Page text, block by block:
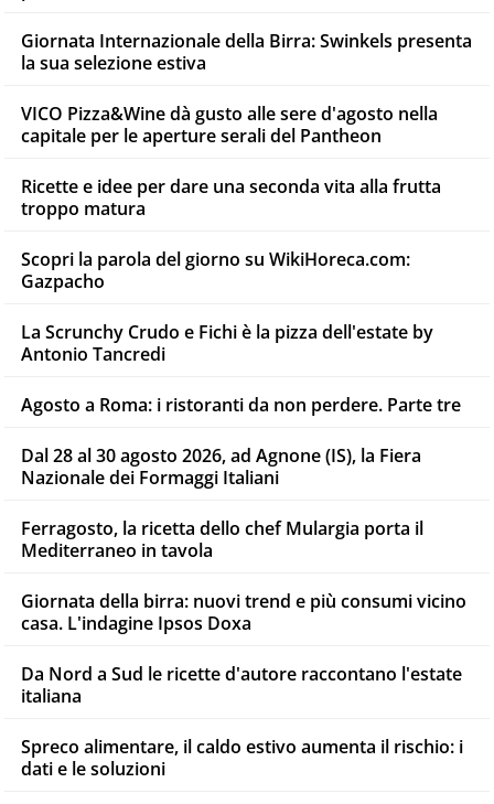
Giornata Internazionale della Birra: Swinkels presenta
la sua selezione estiva
VICO Pizza&Wine dà gusto alle sere d'agosto nella
capitale per le aperture serali del Pantheon
Ricette e idee per dare una seconda vita alla frutta
troppo matura
Scopri la parola del giorno su WikiHoreca.com:
Gazpacho
La Scrunchy Crudo e Fichi è la pizza dell'estate by
Antonio Tancredi
Agosto a Roma: i ristoranti da non perdere. Parte tre
Dal 28 al 30 agosto 2026, ad Agnone (IS), la Fiera
Nazionale dei Formaggi Italiani
Ferragosto, la ricetta dello chef Mulargia porta il
Mediterraneo in tavola
Giornata della birra: nuovi trend e più consumi vicino
casa. L'indagine Ipsos Doxa
Da Nord a Sud le ricette d'autore raccontano l'estate
italiana
Spreco alimentare, il caldo estivo aumenta il rischio: i
dati e le soluzioni